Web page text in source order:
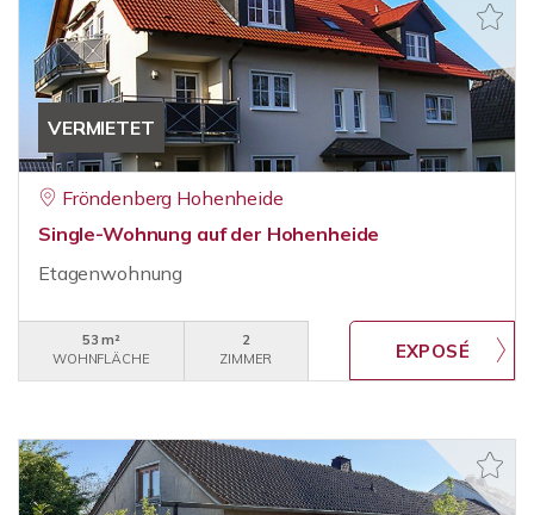
VERMIETET
Fröndenberg Hohenheide
Single-Wohnung auf der Hohenheide
Etagenwohnung
53 m²
WOHNFLÄCHE
2
ZIMMER